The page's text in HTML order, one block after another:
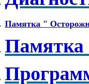
Памятка "
Памятка